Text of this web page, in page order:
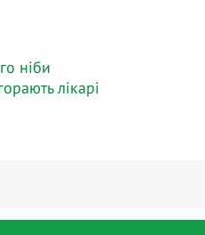
ніби
лікарі